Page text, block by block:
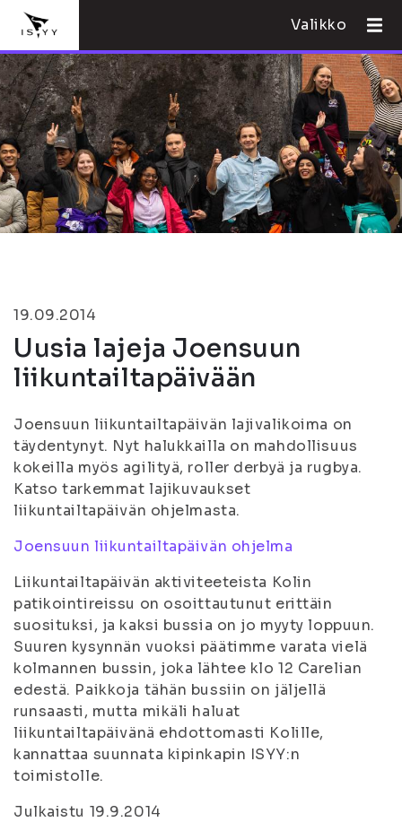
Valikko
19.09.2014
Uusia lajeja Joensuun
liikuntailtapäivään
Joensuun liikuntailtapäivän lajivalikoima on
täydentynyt. Nyt halukkailla on mahdollisuus
kokeilla myös agilityä, roller derbyä ja rugbya.
Katso tarkemmat lajikuvaukset
liikuntailtapäivän ohjelmasta.
Joensuun liikuntailtapäivän ohjelma
Liikuntailtapäivän aktiviteeteista Kolin
patikointireissu on osoittautunut erittäin
suosituksi, ja kaksi bussia on jo myyty loppuun.
Suuren kysynnän vuoksi päätimme varata vielä
kolmannen bussin, joka lähtee klo 12 Carelian
edestä. Paikkoja tähän bussiin on jäljellä
runsaasti, mutta mikäli haluat
liikuntailtapäivänä ehdottomasti Kolille,
kannattaa suunnata kipinkapin ISYY:n
toimistolle.
Julkaistu 19.9.2014